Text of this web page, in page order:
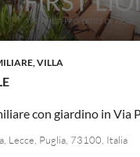
VILLA
con giardino in Via
Lecce, Puglia, 73100, Italia